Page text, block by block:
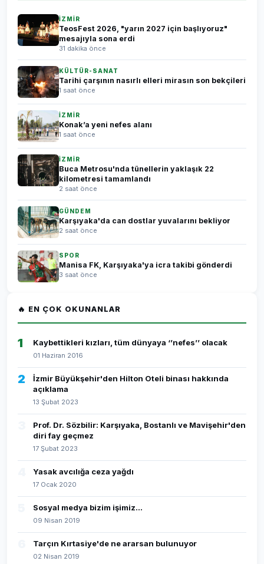
İZMİR
TeosFest 2026, "yarın 2027 için başlıyoruz"
mesajıyla sona erdi
31 dakika önce
KÜLTÜR-SANAT
Tarihi çarşının nasırlı elleri mirasın son bekçileri
1 saat önce
İZMİR
Konak’a yeni nefes alanı
1 saat önce
İZMİR
Buca Metrosu'nda tünellerin yaklaşık 22
kilometresi tamamlandı
2 saat önce
GÜNDEM
Karşıyaka'da can dostlar yuvalarını bekliyor
2 saat önce
SPOR
Manisa FK, Karşıyaka'ya icra takibi gönderdi
3 saat önce
🔥 EN ÇOK OKUNANLAR
1 Kaybettikleri kızları, tüm dünyaya ‘’nefes’’ olacak
01 Haziran 2016
2
İzmir Büyükşehir'den Hilton Oteli binası hakkında
açıklama
13 Şubat 2023
Prof. Dr. Sözbilir: Karşıyaka, Bostanlı ve Mavişehir'den
diri fay geçmez
17 Şubat 2023
Yasak avcılığa ceza yağdı
17 Ocak 2020
Sosyal medya bizim işimiz...
09 Nisan 2019
Tarçın Kırtasiye'de ne ararsan bulunuyor
02 Nisan 2019